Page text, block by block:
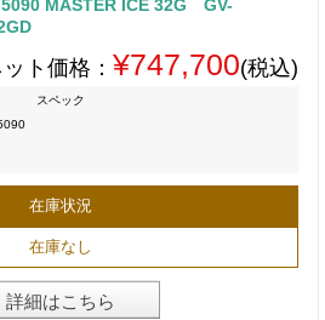
MASTER ICE 32G GV-
ト価格： ¥747,700(税込)
スペック
在庫状況
在庫なし
詳細はこちら